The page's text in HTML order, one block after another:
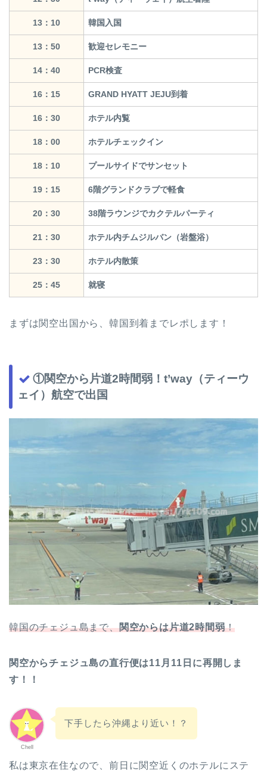
13：10 韓国入国
13：50 歓迎セレモニー
14：40 PCR検査
16：15 GRAND HYATT JEJU到着
16：30 ホテル内覧
18：00 ホテルチェックイン
18：10 プールサイドでサンセット
19：15 6階グランドクラブで軽食
20：30 38階ラウンジでカクテルパーティ
21：30 ホテル内チムジルバン（岩盤浴）
23：30 ホテル内散策
25：45 就寝
まずは関空出国から、韓国到着までレポします！
①関空から片道2時間弱！t’way（ティーウ
ェイ）航空で出国
韓国のチェジュ島まで、関空からは片道2時間弱！
関空からチェジュ島の直行便は11月11日に再開しま
す！！
Chell
下手したら沖縄より近い！？
私は東京在住なので、前日に関空近くのホテルにステ